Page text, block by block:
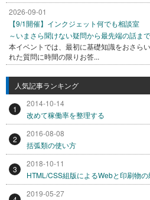
2026-09-01
【9/1開催】インクジェット何でも相談室
～いまさら聞けない疑問から最先端の話ま
本イベントでは、最初に基礎知識をおさら
れた質問に時間の限りお答...
人気記事ランキング
1
2014-10-14
改めて稼働率を整理する
2
2016-08-08
括弧類の使い方
3
2018-10-11
HTML/CSS組版によるWebと印刷物
2019-05-27